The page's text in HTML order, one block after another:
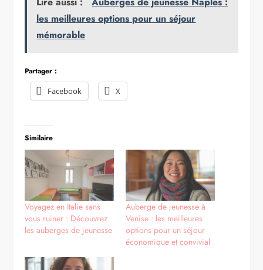
les meilleures options pour un séjour
mémorable
Partager :
Facebook
X
Similaire
Voyagez en Italie sans
vous ruiner : Découvrez
les auberges de jeunesse
Auberge de jeunesse à
Venise : les meilleures
options pour un séjour
économique et convivial